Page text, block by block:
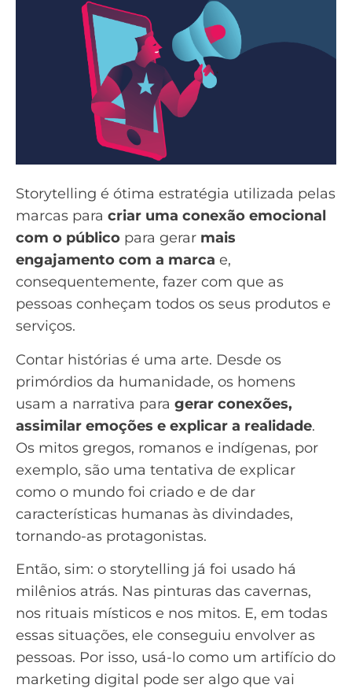
Storytelling é ótima estratégia utilizada pelas
marcas para criar uma conexão emocional
com o público para gerar mais
engajamento com a marca e,
consequentemente, fazer com que as
pessoas conheçam todos os seus produtos e
serviços.
Contar histórias é uma arte. Desde os
primórdios da humanidade, os homens
usam a narrativa para gerar conexões,
assimilar emoções e explicar a realidade.
Os mitos gregos, romanos e indígenas, por
exemplo, são uma tentativa de explicar
como o mundo foi criado e de dar
características humanas às divindades,
tornando-as protagonistas.
Então, sim: o storytelling já foi usado há
milênios atrás. Nas pinturas das cavernas,
nos rituais místicos e nos mitos. E, em todas
essas situações, ele conseguiu envolver as
pessoas. Por isso, usá-lo como um artifício do
marketing digital pode ser algo que vai